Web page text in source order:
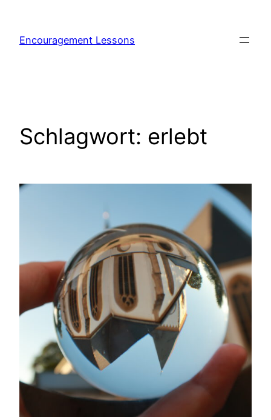
Encouragement Lessons
Schlagwort: erlebt